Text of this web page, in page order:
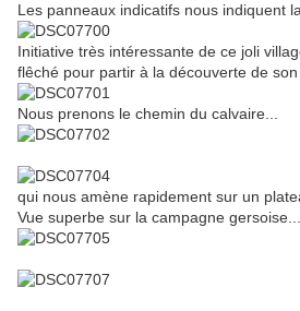
Les panneaux indicatifs nous indiquent
Initiative très intéressante de ce joli
flêché pour partir à la découverte de son
Nous prenons le chemin du calvaire...
qui nous amène rapidement sur un
Vue superbe sur la campagne gersoise....